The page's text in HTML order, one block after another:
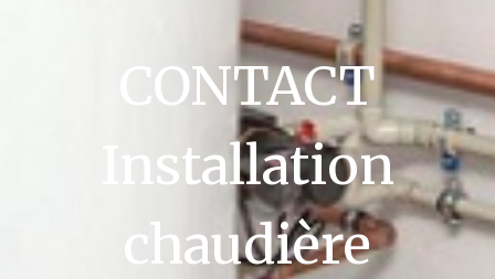
CONTACT
Installation
chaudière